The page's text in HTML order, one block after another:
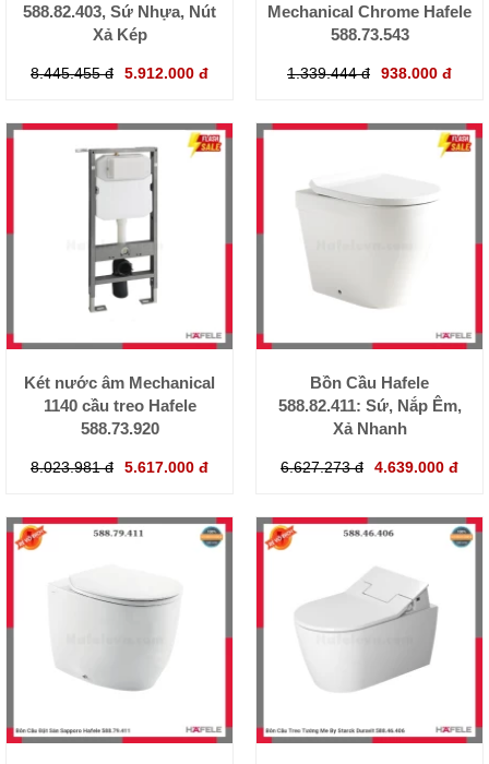
588.82.403, Sứ Nhựa, Nút
Xả Kép
8.445.455 đ 5.912.000 đ
Mechanical Chrome Hafele
588.73.543
1.339.444 đ 938.000 đ
Két nước âm Mechanical
1140 cầu treo Hafele
588.73.920
8.023.981 đ 5.617.000 đ
Bồn Cầu Hafele
588.82.411: Sứ, Nắp Êm,
Xả Nhanh
6.627.273 đ 4.639.000 đ